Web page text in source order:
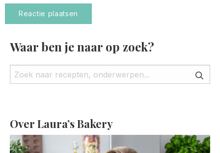
Waar ben je naar op zoek?
Over Laura’s Bakery